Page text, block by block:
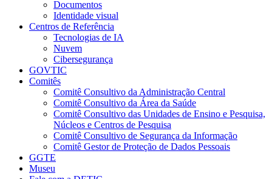
Documentos
Identidade visual
Centros de Referência
Tecnologias de IA
Nuvem
Cibersegurança
GOVTIC
Comitês
Comitê Consultivo da Administração Central
Comitê Consultivo da Área da Saúde
Comitê Consultivo das Unidades de Ensino e Pesquisa,
Núcleos e Centros de Pesquisa
Comitê Consultivo de Segurança da Informação
Comitê Gestor de Proteção de Dados Pessoais
GGTE
Museu